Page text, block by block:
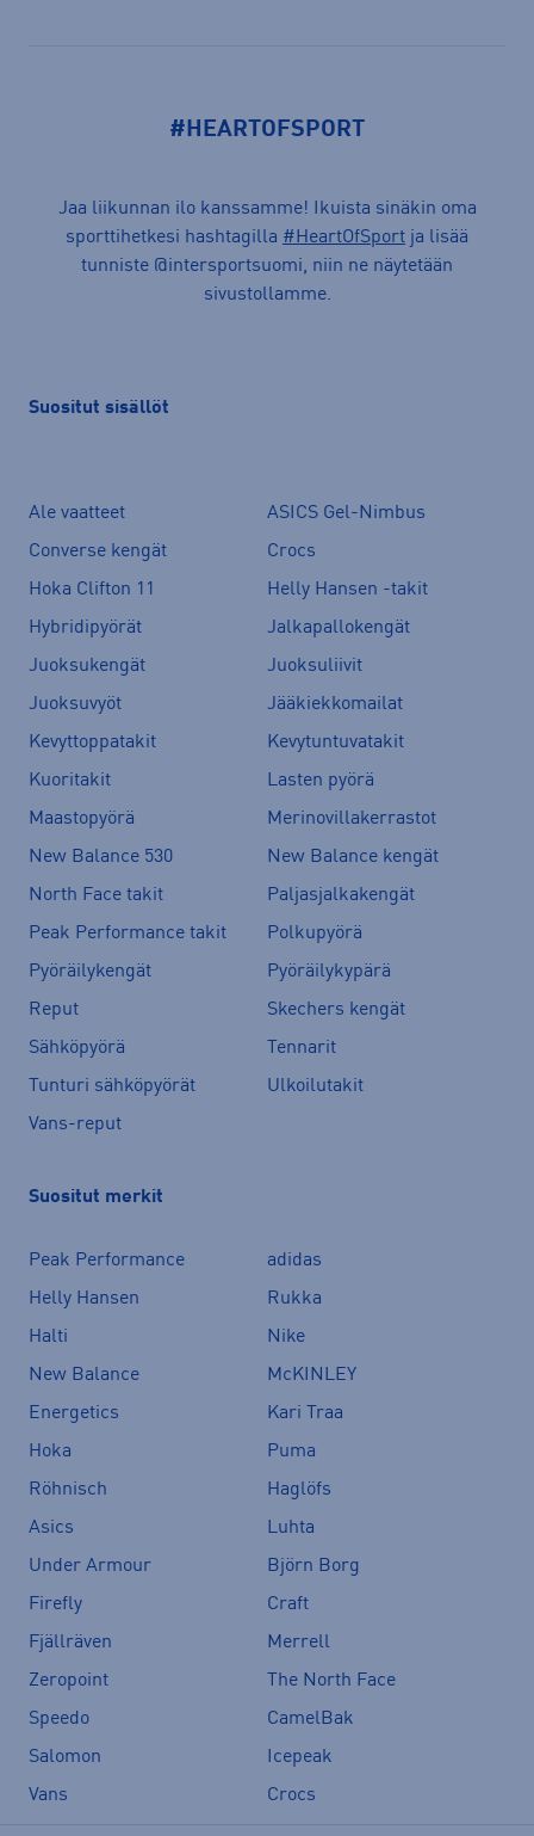
#HEARTOFSPORT
Jaa liikunnan ilo kanssamme! Ikuista sinäkin oma
sporttihetkesi hashtagilla #HeartOfSport ja lisää
tunniste @intersportsuomi, niin ne näytetään
sivustollamme.
Suositut sisällöt
Ale vaatteet
ASICS Gel-Nimbus
Converse kengät
Crocs
Hoka Clifton 11
Helly Hansen -takit
Hybridipyörät
Jalkapallokengät
Juoksukengät
Juoksuliivit
Juoksuvyöt
Jääkiekkomailat
Kevyttoppatakit
Kevytuntuvatakit
Kuoritakit
Lasten pyörä
Maastopyörä
Merinovillakerrastot
New Balance 530
New Balance kengät
North Face takit
Paljasjalkakengät
Peak Performance takit
Polkupyörä
Pyöräilykengät
Pyöräilykypärä
Reput
Skechers kengät
Sähköpyörä
Tennarit
Tunturi sähköpyörät
Ulkoilutakit
Vans-reput
Suositut merkit
Peak Performance
adidas
Helly Hansen
Rukka
Halti
Nike
New Balance
McKINLEY
Energetics
Kari Traa
Hoka
Puma
Röhnisch
Haglöfs
Asics
Luhta
Under Armour
Björn Borg
Firefly
Craft
Fjällräven
Merrell
Zeropoint
The North Face
Speedo
CamelBak
Salomon
Icepeak
Vans
Crocs